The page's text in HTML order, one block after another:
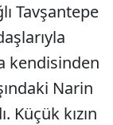
Tavşantepe
kendisinden
Narin
Küçük kızın